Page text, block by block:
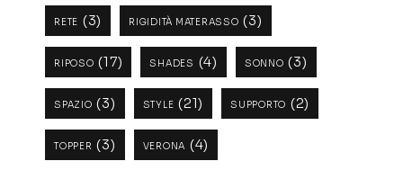
RETE (3) RIGIDITÀ MATERASSO (3)
RIPOSO (17) SHADES (4) SONNO (3)
SPAZIO (3) STYLE (21) SUPPORTO (2)
TOPPER (3) VERONA (4)